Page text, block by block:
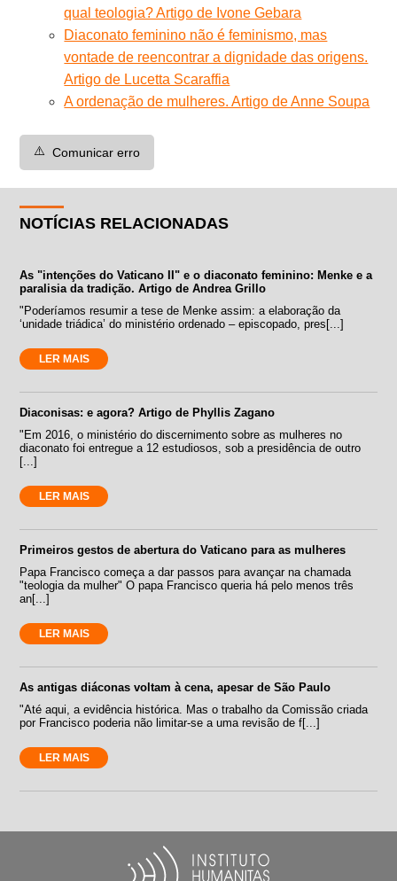
qual teologia? Artigo de Ivone Gebara
Diaconato feminino não é feminismo, mas
vontade de reencontrar a dignidade das origens.
Artigo de Lucetta Scaraffia
A ordenação de mulheres. Artigo de Anne Soupa
⚠️ Comunicar erro
NOTÍCIAS RELACIONADAS
As "intenções do Vaticano II" e o diaconato feminino: Menke e a
paralisia da tradição. Artigo de Andrea Grillo
"Poderíamos resumir a tese de Menke assim: a elaboração da
‘unidade triádica’ do ministério ordenado – episcopado, pres[...]
LER MAIS
Diaconisas: e agora? Artigo de Phyllis Zagano
"Em 2016, o ministério do discernimento sobre as mulheres no
diaconato foi entregue a 12 estudiosos, sob a presidência de outro
[...]
LER MAIS
Primeiros gestos de abertura do Vaticano para as mulheres
Papa Francisco começa a dar passos para avançar na chamada
"teologia da mulher" O papa Francisco queria há pelo menos três
an[...]
LER MAIS
As antigas diáconas voltam à cena, apesar de São Paulo
"Até aqui, a evidência histórica. Mas o trabalho da Comissão criada
por Francisco poderia não limitar-se a uma revisão de f[...]
LER MAIS